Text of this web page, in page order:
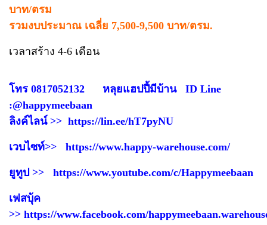
บาท/ตรม
รวมงบประมาณ เฉลี่ย 7,500-9,500 บาท/ตรม.
เวลาสร้าง 4-6 เดือน
โทร 0817052132 หลุยแฮปปี้มีบ้าน ID Line
:@happymeebaan
ลิงค์ไลน์ >> https://lin.ee/hT7pyNU
เวบไซท์>> https://www.happy-warehouse.com/
ยูทูป >> https://www.youtube.com/c/Happymeebaan
เฟสบุ้ค
>> https://www.facebook.com/